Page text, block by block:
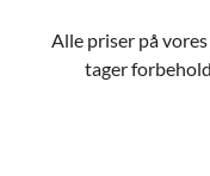
Alle priser på
tager